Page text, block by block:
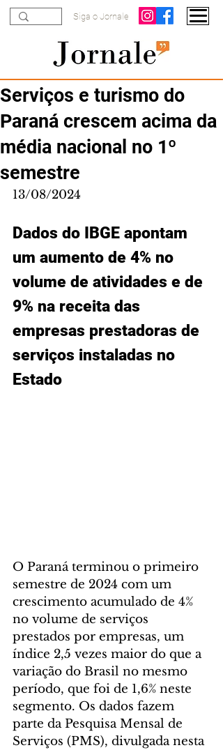
Siga o Jornale
Serviços e turismo do
Paraná crescem acima da
média nacional no 1º
semestre
13/08/2024
Dados do IBGE apontam
um aumento de 4% no
volume de atividades e de
9% na receita das
empresas prestadoras de
serviços instaladas no
Estado
O Paraná terminou o primeiro
semestre de 2024 com um
crescimento acumulado de 4%
no volume de serviços
prestados por empresas, um
índice 2,5 vezes maior do que a
variação do Brasil no mesmo
período, que foi de 1,6% neste
segmento. Os dados fazem
parte da Pesquisa Mensal de
Serviços (PMS), divulgada nesta